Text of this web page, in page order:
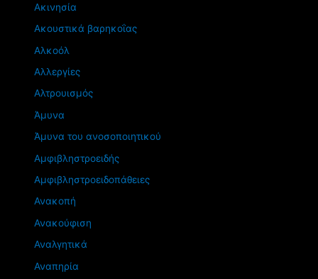
Ακινησία
Ακουστικά βαρηκοΐας
Αλκοόλ
Αλλεργίες
Αλτρουισμός
Άμυνα
Άμυνα του ανοσοποιητικού
Αμφιβληστροειδής
Αμφιβληστροειδοπάθειες
Ανακοπή
Ανακούφιση
Αναλγητικά
Αναπηρία